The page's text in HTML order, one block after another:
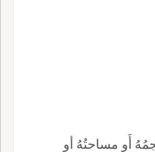
أَو مساحتُهُ أو